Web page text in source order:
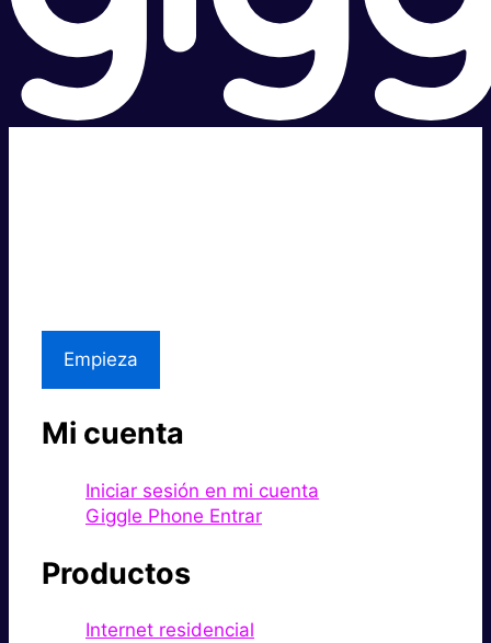
Empieza
Mi cuenta
Iniciar sesión en mi cuenta
Giggle Phone Entrar
Productos
Internet residencial